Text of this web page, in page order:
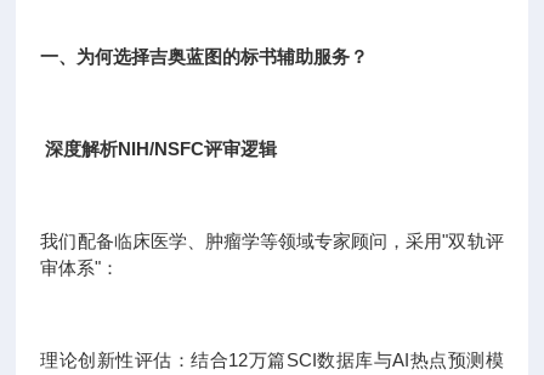
一、为何选择吉奥蓝图的标书辅助服务？
深度解析NIH/NSFC评审逻辑
我们配备临床医学、肿瘤学等领域专家顾问，采用"双轨评
审体系"：
理论创新性评估：结合12万篇SCI数据库与AI热点预测模